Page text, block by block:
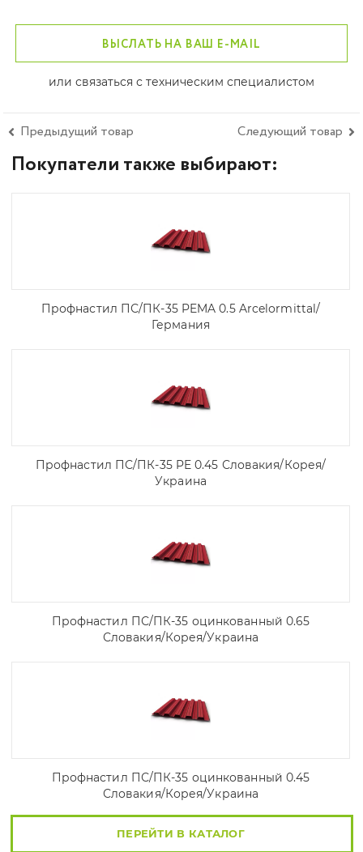
ВЫСЛАТЬ НА ВАШ E-MAIL
или связаться с техническим специалистом
Предыдущий товар Следующий товар
Покупатели также выбирают:
Профнастил ПС/ПК-35 PEMA 0.5 Arcelоrmittal/
Германия
Профнастил ПС/ПК-35 PE 0.45 Словакия/Корея/
Украина
Профнастил ПС/ПК-35 оцинкованный 0.65
Словакия/Корея/Украина
Профнастил ПС/ПК-35 оцинкованный 0.45
Словакия/Корея/Украина
ПЕРЕЙТИ В КАТАЛОГ